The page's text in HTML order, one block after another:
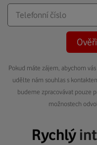
Pokud máte zájem, abychom
udělte nám souhlas s
budeme zpracovávat pouze
možnostech
Rychlý